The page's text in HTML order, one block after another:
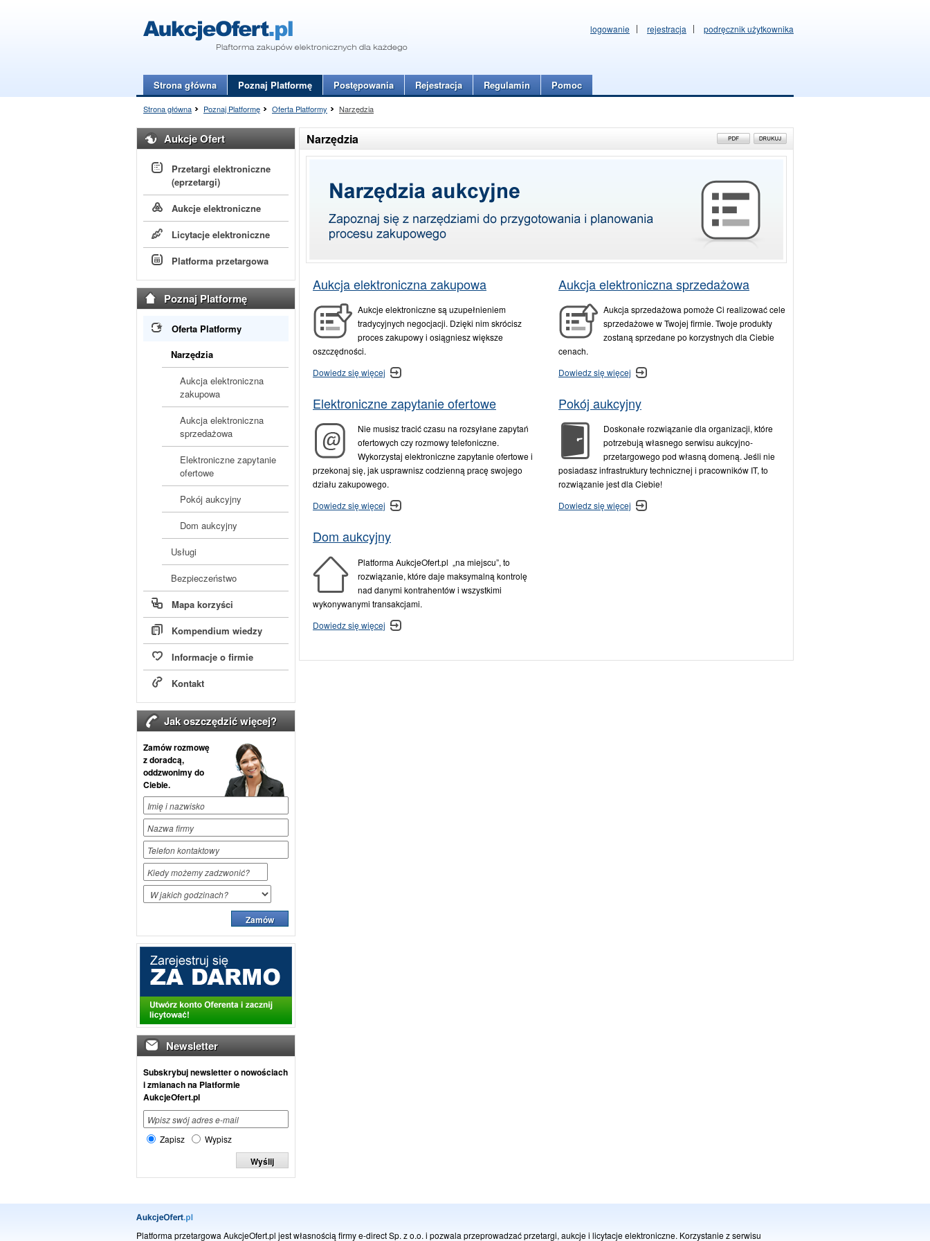
logowanie rejestracja podręcznik użytkownika
Strona główna Poznaj Platformę Postępowania Rejestracja Regulamin Pomoc
Strona główna Poznaj Platformę Oferta Platformy Narzędzia
Narzędzia
Aukcja elektroniczna zakupowa
Aukcje elektroniczne są uzupełnieniem
tradycyjnych negocjacji. Dzięki nim skrócisz
proces zakupowy i osiągniesz większe
oszczędności.
Dowiedz się więcej
Aukcja elektroniczna sprzedażowa
Aukcja sprzedażowa pomoże Ci realizować cele
sprzedażowe w Twojej firmie. Twoje produkty
zostaną sprzedane po korzystnych dla Ciebie
cenach.
Dowiedz się więcej
Elektroniczne zapytanie ofertowe
Nie musisz tracić czasu na rozsyłane zapytań
ofertowych czy rozmowy telefoniczne.
Wykorzystaj elektroniczne zapytanie ofertowe i
przekonaj się, jak usprawnisz codzienną pracę swojego
działu zakupowego.
Dowiedz się więcej
Pokój aukcyjny
Doskonałe rozwiązanie dla organizacji, które
potrzebują własnego serwisu aukcyjno-
przetargowego pod własną domeną. Jeśli nie
posiadasz infrastruktury technicznej i pracowników IT, to
rozwiązanie jest dla Ciebie!
Dowiedz się więcej
Dom aukcyjny
Platforma AukcjeOfert.pl „na miejscu”, to
rozwiązanie, które daje maksymalną kontrolę
nad danymi kontrahentów i wszystkimi
wykonywanymi transakcjami.
Dowiedz się więcej
Aukcje Ofert
Przetargi elektroniczne
(eprzetargi)
Aukcje elektroniczne
Licytacje elektroniczne
Platforma przetargowa
Poznaj Platformę
Oferta Platformy
Narzędzia
Aukcja elektroniczna
zakupowa
Aukcja elektroniczna
sprzedażowa
Elektroniczne zapytanie
ofertowe
Pokój aukcyjny
Dom aukcyjny
Usługi
Bezpieczeństwo
Mapa korzyści
Kompendium wiedzy
Informacje o firmie
Kontakt
Jak oszczędzić więcej?
Zamów rozmowę
z doradcą,
oddzwonimy do
Ciebie.
Newsletter
Subskrybuj newsletter o nowościach
i zmianach na Platformie
AukcjeOfert.pl
Zapisz Wypisz
Platforma przetargowa AukcjeOfert.pl jest własnością firmy e-direct Sp. z o.o. i pozwala przeprowadzać przetargi, aukcje i licytacje elektroniczne. Korzystanie z serwisu